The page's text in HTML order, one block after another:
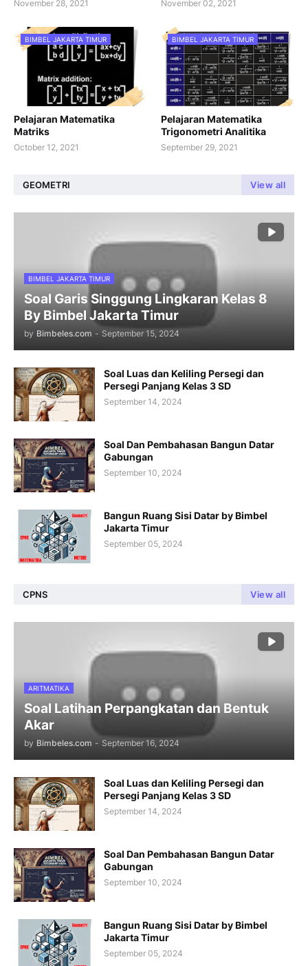
November 28, 2021 November 02, 2021
BIMBEL JAKARTA TIMUR
Pelajaran Matematika
Matriks
October 12, 2021
BIMBEL JAKARTA TIMUR
Pelajaran Matematika
Trigonometri Analitika
September 29, 2021
GEOMETRI View all
BIMBEL JAKARTA TIMUR
Soal Garis Singgung Lingkaran Kelas 8
By Bimbel Jakarta Timur
by Bimbeles.com - September 15, 2024
Soal Luas dan Keliling Persegi dan
Persegi Panjang Kelas 3 SD
September 14, 2024
Soal Dan Pembahasan Bangun Datar
Gabungan
September 10, 2024
Bangun Ruang Sisi Datar by Bimbel
Jakarta Timur
September 05, 2024
CPNS View all
ARITMATIKA
Soal Latihan Perpangkatan dan Bentuk
Akar
by Bimbeles.com - September 16, 2024
Soal Luas dan Keliling Persegi dan
Persegi Panjang Kelas 3 SD
September 14, 2024
Soal Dan Pembahasan Bangun Datar
Gabungan
September 10, 2024
Bangun Ruang Sisi Datar by Bimbel
Jakarta Timur
September 05, 2024